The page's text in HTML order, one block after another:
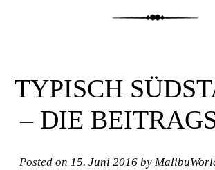
TYPISCH
– DIE
Posted on 15. Juni 2016by